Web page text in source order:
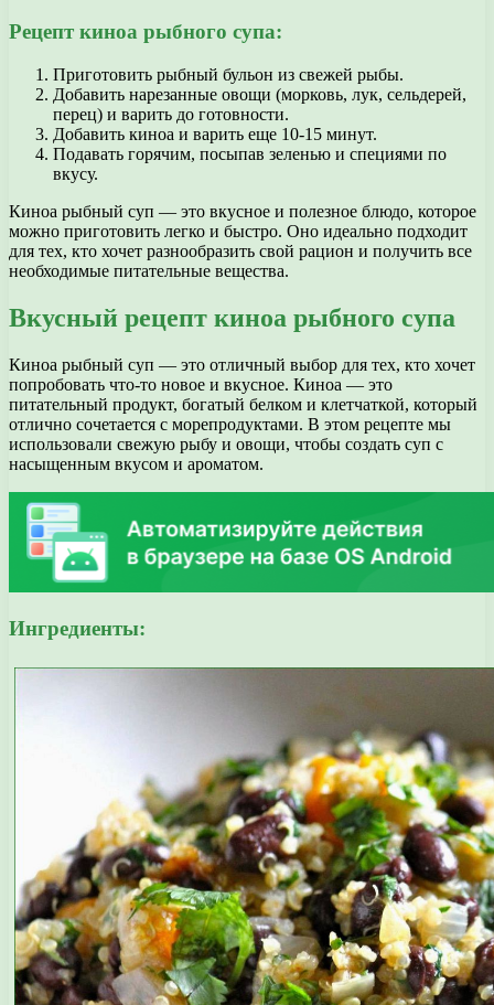
Рецепт киноа рыбного супа:
Приготовить рыбный бульон из свежей рыбы.
Добавить нарезанные овощи (морковь, лук, сельдерей,
перец) и варить до готовности.
Добавить киноа и варить еще 10-15 минут.
Подавать горячим, посыпав зеленью и специями по
вкусу.
Киноа рыбный суп — это вкусное и полезное блюдо, которое
можно приготовить легко и быстро. Оно идеально подходит
для тех, кто хочет разнообразить свой рацион и получить все
необходимые питательные вещества.
Вкусный рецепт киноа рыбного супа
Киноа рыбный суп — это отличный выбор для тех, кто хочет
попробовать что-то новое и вкусное. Киноа — это
питательный продукт, богатый белком и клетчаткой, который
отлично сочетается с морепродуктами. В этом рецепте мы
использовали свежую рыбу и овощи, чтобы создать суп с
насыщенным вкусом и ароматом.
Ингредиенты: